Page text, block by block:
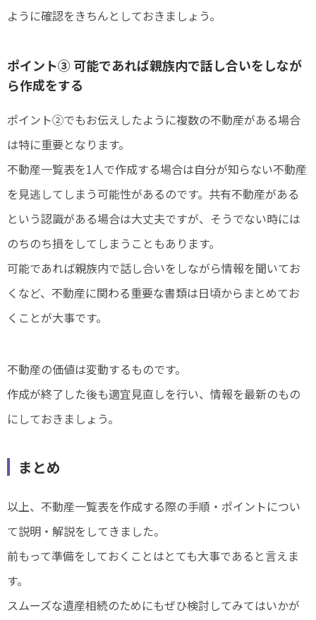
ように確認をきちんとしておきましょう。
ポイント③ 可能であれば親族内で話し合いをしなが
ら作成をする
ポイント②でもお伝えしたように複数の不動産がある場合
は特に重要となります。
不動産一覧表を1人で作成する場合は自分が知らない不動産
を見逃してしまう可能性があるのです。共有不動産がある
という認識がある場合は大丈夫ですが、そうでない時には
のちのち損をしてしまうこともあります。
可能であれば親族内で話し合いをしながら情報を聞いてお
くなど、不動産に関わる重要な書類は日頃からまとめてお
くことが大事です。
不動産の価値は変動するものです。
作成が終了した後も適宜見直しを行い、情報を最新のもの
にしておきましょう。
まとめ
以上、不動産一覧表を作成する際の手順・ポイントについ
て説明・解説をしてきました。
前もって準備をしておくことはとても大事であると言えま
す。
スムーズな遺産相続のためにもぜひ検討してみてはいかが